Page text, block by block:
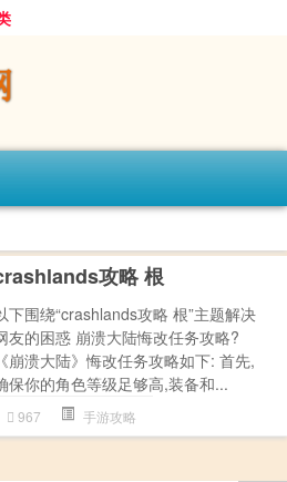
攻略 根
下围绕“crashlands攻略 根”主题解决
友的困惑 崩溃大陆悔改任务攻略?
《崩溃大陆》悔改任务攻略如下: 首先,
保你的角色等级足够高,装备和...
967 手游攻略